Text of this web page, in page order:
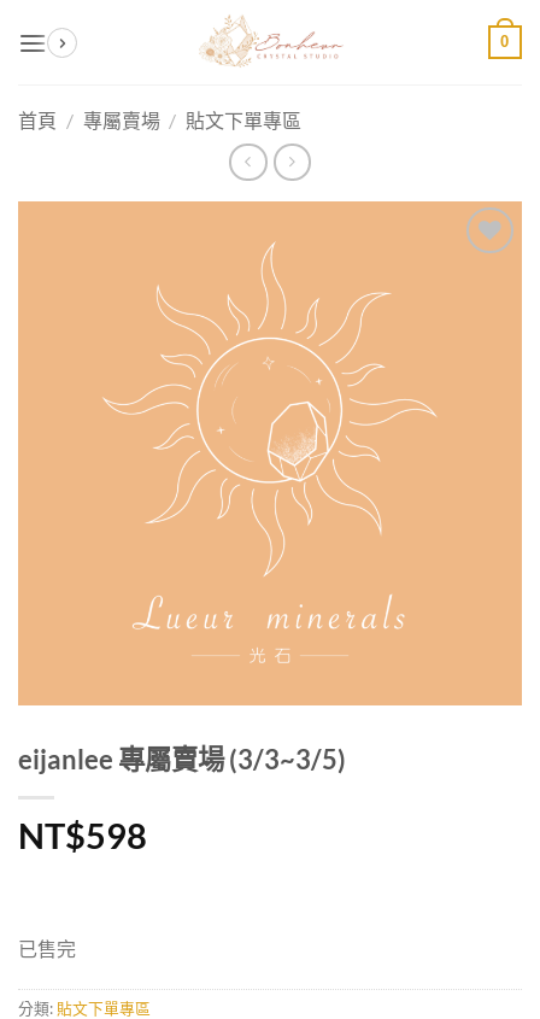
0
首頁 / 專屬賣場 / 貼文下單專區
eijanlee 專屬賣場 (3/3~3/5)
NT$598
已售完
分類: 貼文下單專區